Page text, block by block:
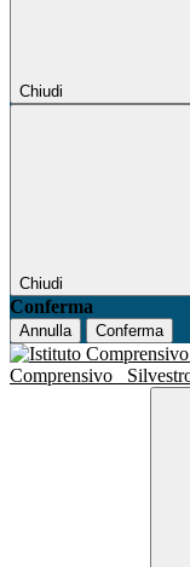
Chiudi
Chiudi
Conferma
Annulla Conferma
Comprensivo